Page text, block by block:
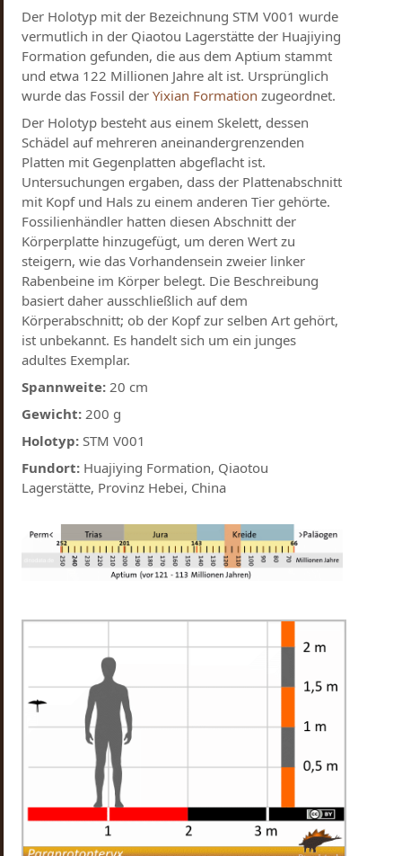
Der Holotyp mit der Bezeichnung STM V001 wurde
vermutlich in der Qiaotou Lagerstätte der Huajiying
Formation gefunden, die aus dem Aptium stammt
und etwa 122 Millionen Jahre alt ist. Ursprünglich
wurde das Fossil derYixian Formation zugeordnet.
Der Holotyp besteht aus einem Skelett, dessen
Schädel auf mehreren aneinandergrenzenden
Platten mit Gegenplatten abgeflacht ist.
Untersuchungen ergaben, dass der Plattenabschnitt
mit Kopf und Hals zu einem anderen Tier gehörte.
Fossilienhändler hatten diesen Abschnitt der
Körperplatte hinzugefügt, um deren Wert zu
steigern, wie das Vorhandensein zweier linker
Rabenbeine im Körper belegt. Die Beschreibung
basiert daher ausschließlich auf dem
Körperabschnitt; ob der Kopf zur selben Art gehört,
ist unbekannt. Es handelt sich um ein junges
adultes Exemplar.
Spannweite: 20 cm
Gewicht: 200 g
Holotyp: STM V001
Fundort: Huajiying Formation, Qiaotou
Lagerstätte, Provinz Hebei, China